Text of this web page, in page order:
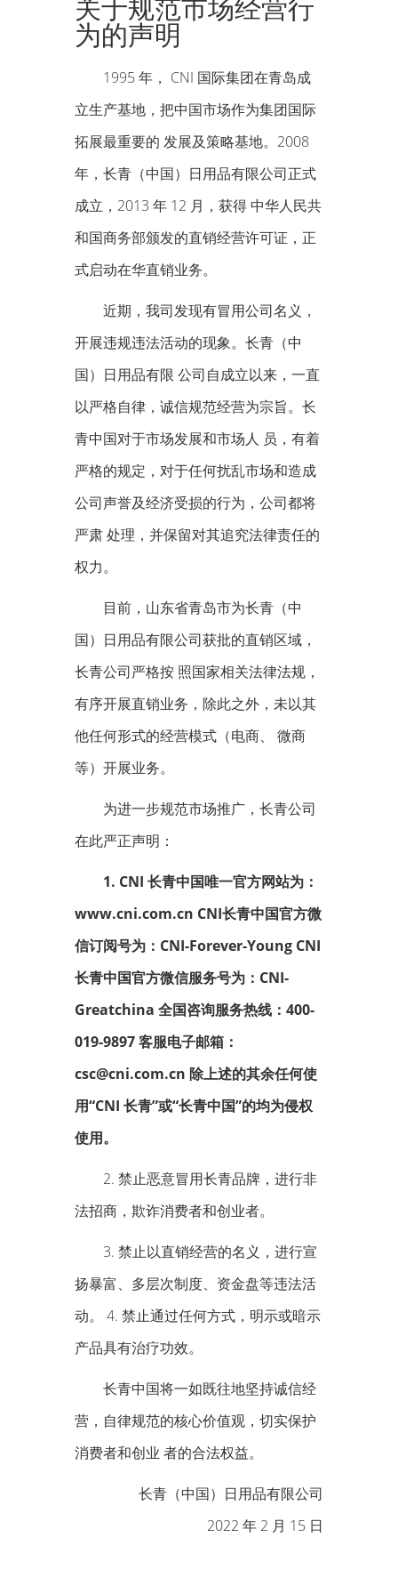
关于规范市场经营行
为的声明
1995 年， CNI 国际集团在青岛成
立生产基地，把中国市场作为集团国际
拓展最重要的 发展及策略基地。2008
年，长青（中国）日用品有限公司正式
成立，2013 年 12 月，获得 中华人民共
和国商务部颁发的直销经营许可证，正
式启动在华直销业务。
近期，我司发现有冒用公司名义，
开展违规违法活动的现象。长青（中
国）日用品有限 公司自成立以来，一直
以严格自律，诚信规范经营为宗旨。长
青中国对于市场发展和市场人 员，有着
严格的规定，对于任何扰乱市场和造成
公司声誉及经济受损的行为，公司都将
严肃 处理，并保留对其追究法律责任的
权力。
目前，山东省青岛市为长青（中
国）日用品有限公司获批的直销区域，
长青公司严格按 照国家相关法律法规，
有序开展直销业务，除此之外，未以其
他任何形式的经营模式（电商、 微商
等）开展业务。
为进一步规范市场推广，长青公司
在此严正声明：
1. CNI 长青中国唯一官方网站为：
www.cni.com.cn CNI长青中国官方微
信订阅号为：CNI-Forever-Young CNI
长青中国官方微信服务号为：CNI-
Greatchina 全国咨询服务热线：400-
019-9897 客服电子邮箱：
csc@cni.com.cn 除上述的其余任何使
用“CNI 长青”或“长青中国”的均为侵权
使用。
2. 禁止恶意冒用长青品牌，进行非
法招商，欺诈消费者和创业者。
3. 禁止以直销经营的名义，进行宣
扬暴富、多层次制度、资金盘等违法活
动。 4. 禁止通过任何方式，明示或暗示
产品具有治疗功效。
长青中国将一如既往地坚持诚信经
营，自律规范的核心价值观，切实保护
消费者和创业 者的合法权益。
长青（中国）日用品有限公司
2022 年 2 月 15 日